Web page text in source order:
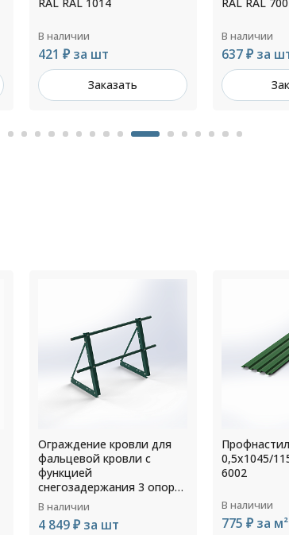
В наличии
637 ₽ за шт
Заказать
В наличии
462 ₽ за
Профнастил НС44 РЕ
0,5х1045/1150х3000мм RAL
6002
В наличии
775 ₽ за м²
8017
В наличии
3 471 ₽ за